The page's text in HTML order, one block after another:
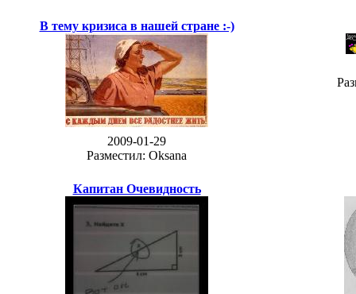
В тему кризиса в нашей стране :-)
2009-01-29
Разместил: Oksana
Капитан Очевидность